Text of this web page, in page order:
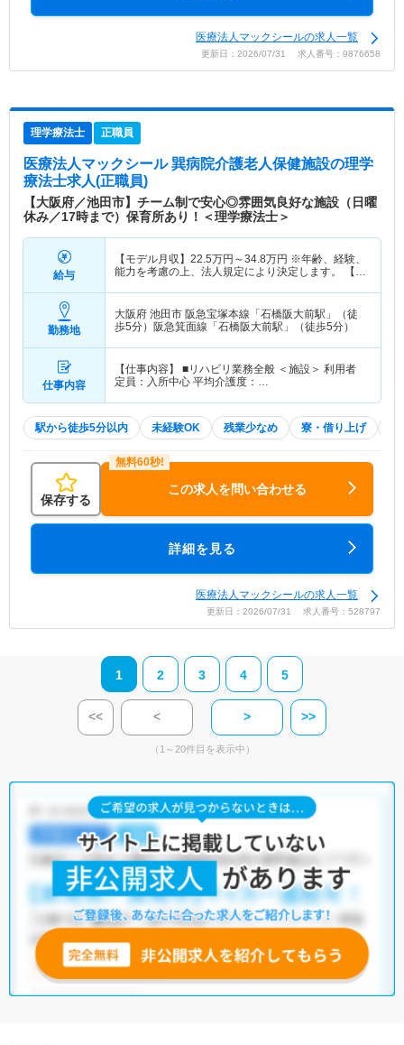
医療法人マックシールの求人一覧
更新日：2026/07/31 求人番号：9876658
理学療法士 正職員
医療法人マックシール 巽病院介護老人保健施設の理学
療法士求人(正職員)
【大阪府／池田市】チーム制で安心◎雰囲気良好な施設（日曜
休み／17時まで）保育所あり！＜理学療法士＞
給与
【モデル月収】 22.5万円～34.8万円 ※年齢、経験、
能力を考慮の上、法人規定により決定します。 【モ
を考慮の上、法人規定により決定します。
勤務地
大阪府 池田市 阪急宝塚本線「石橋阪大前駅」（徒
歩5分）阪急箕面線「石橋阪大前駅」（徒歩5分）
仕事内容
【仕事内容】 ■リハビリ業務全般 ＜施設＞ 利用者
定員：入所中心 平均介護度：…
駅から徒歩5分以内 未経験OK 残業少なめ 寮・借り上げ
保存する
この求人を問い合わせる
詳細を見る
医療法人マックシールの求人一覧
更新日：2026/07/31 求人番号：528797
1 2 3 4 5
<< < > >>
（1～20件目を表示中）